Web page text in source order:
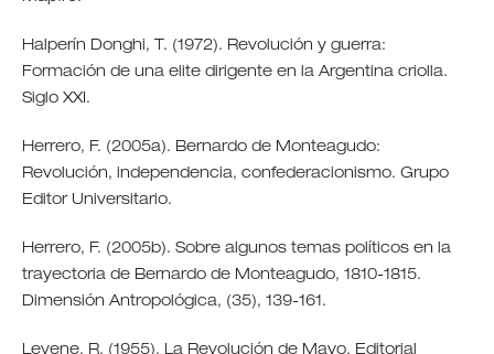
Halperín Donghi, T. (1972). Revolución y guerra:
Formación de una elite dirigente en la Argentina criolla.
Siglo XXI.
Herrero, F. (2005a). Bernardo de Monteagudo:
Revolución, independencia, confederacionismo. Grupo
Editor Universitario.
Herrero, F. (2005b). Sobre algunos temas políticos en la
trayectoria de Bernardo de Monteagudo, 1810-1815.
Dimensión Antropológica, (35), 139-161.
Levene, R. (1955). La Revolución de Mayo. Editorial